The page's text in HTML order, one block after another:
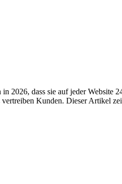
dass sie auf jeder Website
Kunden. Dieser Artikel